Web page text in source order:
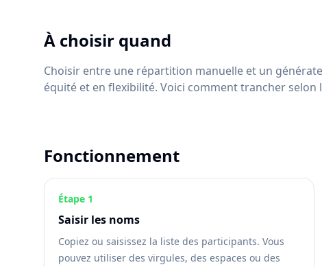
À choisir quand
Choisir entre une répartition manuelle et un
équité et en flexibilité. Voici comment trancher selon
Fonctionnement
Étape 1
Saisir les noms
Copiez ou saisissez la liste des participants. Vous
pouvez utiliser des virgules, des espaces ou des